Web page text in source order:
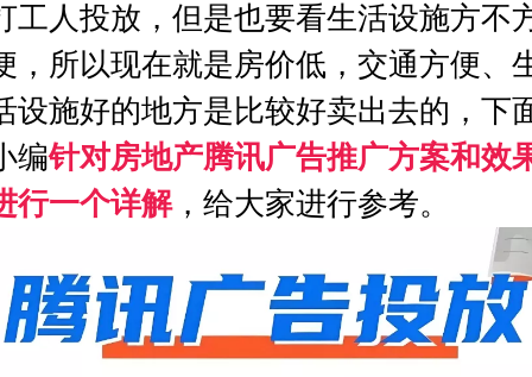
工人投放，但是也要看生活设施方不
，所以现在就是房价低，交通方便、
设施好的地方是比较好卖出去的，下
编针对房地产腾讯广告推广方案和效
行一个详解，给大家进行参考。